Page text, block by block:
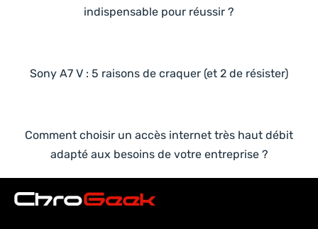
indispensable pour réussir ?
Sony A7 V : 5 raisons de craquer (et 2 de résister)
Comment choisir un accès internet très haut débit
adapté aux besoins de votre entreprise ?